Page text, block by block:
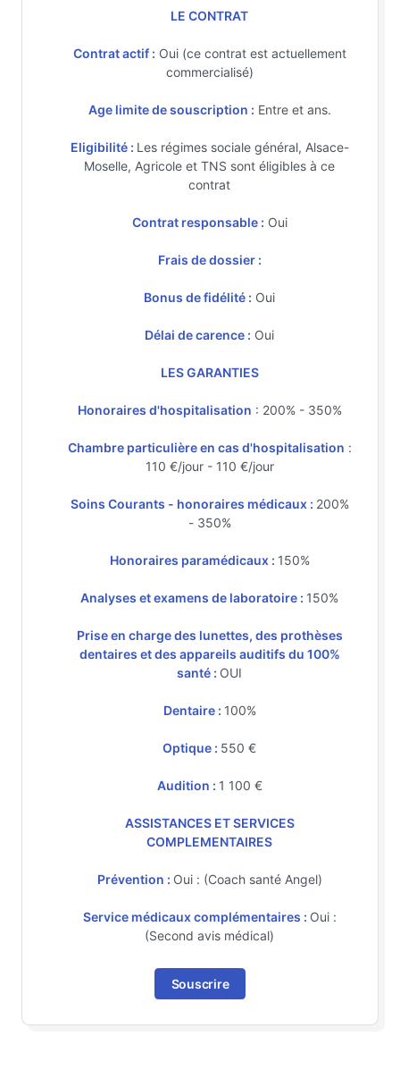
LE CONTRAT
Contrat actif : Oui (ce contrat est actuellement
commercialisé)
Age limite de souscription : Entre et ans.
Eligibilité : Les régimes sociale général, Alsace-
Moselle, Agricole et TNS sont éligibles à ce
contrat
Contrat responsable : Oui
Frais de dossier :
Bonus de fidélité : Oui
Délai de carence : Oui
LES GARANTIES
Honoraires d'hospitalisation : 200% - 350%
Chambre particulière en cas d'hospitalisation :
110 €/jour - 110 €/jour
Soins Courants - honoraires médicaux : 200%
- 350%
Honoraires paramédicaux : 150%
Analyses et examens de laboratoire : 150%
Prise en charge des lunettes, des prothèses
dentaires et des appareils auditifs du 100%
santé : OUI
Dentaire : 100%
Optique : 550 €
Audition : 1 100 €
ASSISTANCES ET SERVICES
COMPLEMENTAIRES
Prévention : Oui : (Coach santé Angel)
Service médicaux complémentaires : Oui :
(Second avis médical)
Souscrire